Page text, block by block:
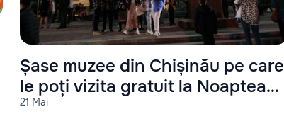
21 Mai
Șase muzee din Chișinău pe care
le poți vizita gratuit la Noaptea
Muzeelor 2026